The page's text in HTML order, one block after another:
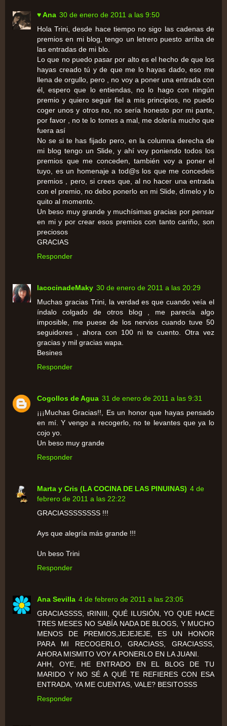
♥ Ana 30 de enero de 2011 a las 9:50
Hola Trini, desde hace tiempo no sigo las cadenas de
premios en mi blog, tengo un letrero puesto arriba de
las entradas de mi blo.
Lo que no puedo pasar por alto es el hecho de que los
hayas creado tú y de que me lo hayas dado, eso me
llena de orgullo, pero , no voy a poner una entrada con
él, espero que lo entiendas, no lo hago con ningún
premio y quiero seguir fiel a mis principios, no puedo
coger unos y otros no, no sería honesto por mi parte,
por favor , no te lo tomes a mal, me dolería mucho que
fuera así
No se si te has fijado pero, en la columna derecha de
mi blog tengo un Slide, y ahí voy poniendo todos los
premios que me conceden, también voy a poner el
tuyo, es un homenaje a tod@s los que me concedeis
premios , pero, si crees que, al no hacer una entrada
con el premio, no debo ponerlo en mi Slide, dímelo y lo
quito al momento.
Un beso muy grande y muchísimas gracias por pensar
en mi y por crear esos premios con tanto cariño, son
preciosos
GRACIAS
Responder
lacocinadeMaky 30 de enero de 2011 a las 20:29
Muchas gracias Trini, la verdad es que cuando veía el
índalo colgado de otros blog , me parecía algo
imposible, me puese de los nervios cuando tuve 50
seguidores , ahora con 100 ni te cuento. Otra vez
gracias y mil gracias wapa.
Besines
Responder
Cogollos de Agua 31 de enero de 2011 a las 9:31
¡¡¡Muchas Gracias!!, Es un honor que hayas pensado
en mí. Y vengo a recogerlo, no te levantes que ya lo
cojo yo.
Un beso muy grande
Responder
Marta y Cris (LA COCINA DE LAS PINUINAS) 4 de
febrero de 2011 a las 22:22
GRACIASSSSSSSS !!!
Ays que alegría más grande !!!
Un beso Trini
Responder
Ana Sevilla 4 de febrero de 2011 a las 23:05
GRACIASSSS, tRINIII, QUÉ ILUSIÓN, YO QUE HACE
TRES MESES NO SABÍA NADA DE BLOGS, Y MUCHO
MENOS DE PREMIOS,JEJEJEJE, ES UN HONOR
PARA MI RECOGERLO, GRACIASS, GRACIASSS,
AHORA MISMITO VOY A PONERLO EN LA JUANI.
AHH, OYE, HE ENTRADO EN EL BLOG DE TU
MARIDO Y NO SÉ A QUÉ TE REFIERES CON ESA
ENTRADA, YA ME CUENTAS, VALE? BESITOSSS
Responder